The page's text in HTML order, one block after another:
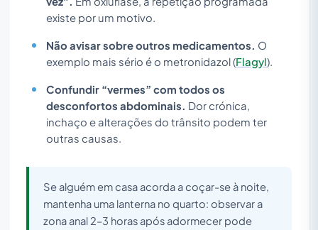
existe por um motivo.
Não avisar sobre outros medicamentos. O
exemplo mais sério é o metronidazol (Flagyl).
Confundir “vermes” com todos os
desconfortos abdominais. Dor crónica,
inchaço e alterações do trânsito podem ter
outras causas.
Se alguém em casa acorda a coçar-se à noite,
mantenha uma lanterna no quarto: observar a
zona anal 2–3 horas após adormecer pode